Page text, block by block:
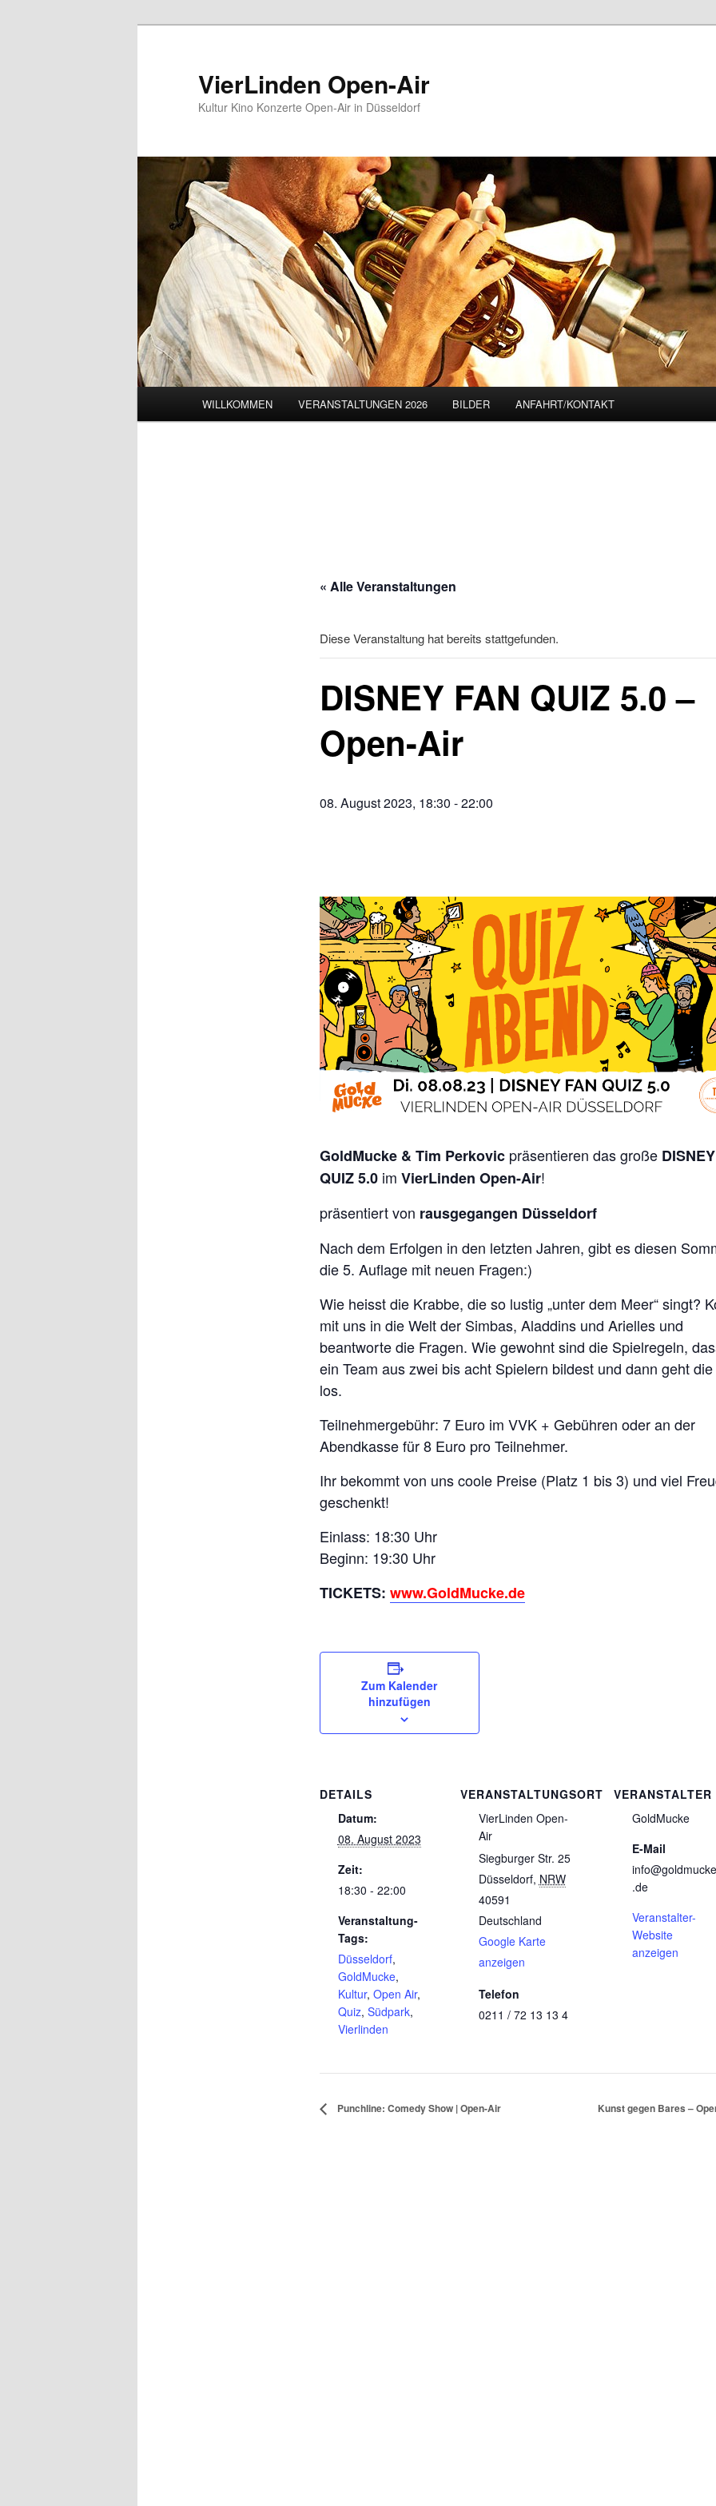
VierLinden Open-Air
Kultur Kino Konzerte Open-Air in Düsseldorf
WILLKOMMEN VERANSTALTUNGEN 2026 BILDER ANFAHRT/KONTAKT
« Alle Veranstaltungen
Diese Veranstaltung hat bereits stattgefunden.
DISNEY FAN QUIZ 5.0 –
Open-Air
08. August 2023, 18:30 -22:00
GoldMucke & Tim Perkovicpräsentieren das große
QUIZ 5.0im VierLinden Open-Air!
präsentiert von rausgegangen Düsseldorf
Nach dem Erfolgen in den letzten Jahren, gibt es diesen
die 5. Auflage mit neuen Fragen:)
Wie heisst die Krabbe, die so lustig „unter dem Meer“ singt?
mit uns in die Welt der Simbas, Aladdins und Arielles und
beantworte die Fragen. Wie gewohnt sind die Spielregeln,
ein Team aus zwei bis acht Spielern bildest und dann geht
los.
Teilnehmergebühr: 7 Euro im VVK + Gebühren oder an der
Abendkasse für 8 Euro pro Teilnehmer.
Ihr bekommt von uns coole Preise (Platz 1 bis 3) und viel
geschenkt!
Einlass: 18:30 Uhr
Beginn: 19:30 Uhr
TICKETS: www.GoldMucke.de
Zum Kalender
hinzufügen
DETAILS
Datum:
08. August 2023
Zeit:
18:30 - 22:00
Veranstaltung-
Tags:
Düsseldorf,
GoldMucke,
Kultur, Open Air,
Quiz, Südpark,
Vierlinden
VERANSTALTUNGSORT
VierLinden Open-
Air
Siegburger Str. 25
Düsseldorf, NRW
40591
Deutschland
Google Karte
anzeigen
Telefon
0211 / 72 13 13 4
VERANSTALTER
GoldMucke
E-Mail
info@goldmucke
.de
Veranstalter-
Website
anzeigen
Punchline: Comedy Show | Open-Air Kunst gegen Bares –